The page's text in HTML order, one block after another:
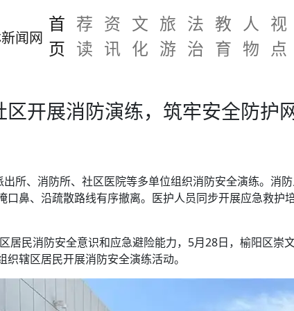
首
页
荐
读
资
讯
文
化
旅
游
法
治
教
育
人
物
视
点
开展消防演练，筑牢安全防护
所、消防所、社区医院等多单位组织消防安全演练。消
鼻、沿疏散路线有序撤离。医护人员同步开展应急救护
居民消防安全意识和应急避险能力，5月28日，榆阳区崇
辖区居民开展消防安全演练活动。